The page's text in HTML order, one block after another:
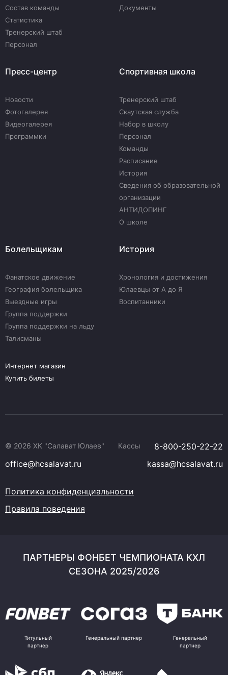
Состав команды
Статистика
Тренерский штаб
Персонал
Документы
Пресс-центр
Новости
Фотогалерея
Видеогалерея
Программки
Спортивная школа
Тренерский штаб
Скаутская служба
Набор в школу
Персонал
Команды
Расписание
История
Сведения об образовательной
организации
АНТИДОПИНГ
О школе
Болельщикам
Фанатское движение
География болельщика
Выездные игры
Группа поддержки
Группа поддержки на льду
Талисманы
История
Хронология и достижения
Юлаевцы от А до Я
Воспитанники
Интернет магазин
Купить билеты
© 2026 ХК "Салават Юлаев" Кассы
8-800-250-22-22
office@hcsalavat.ru
kassa@hcsalavat.ru
Политика конфиденциальности
Правила поведения
ПАРТНЕРЫ ФОНБЕТ ЧЕМПИОНАТА КХЛ
СЕЗОНА 2025/2026
Титульный
партнер
Генеральный партнер
Генеральный
партнер